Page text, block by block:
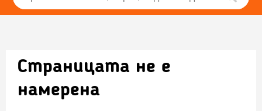
Страницата не е
намерена